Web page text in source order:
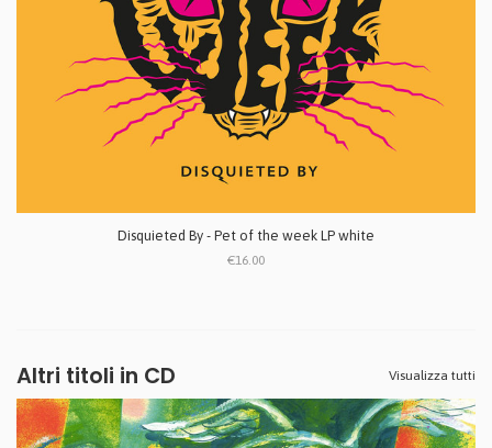
Disquieted By - Pet of the week LP white
€16.00
Altri titoli in CD Visualizza tutti